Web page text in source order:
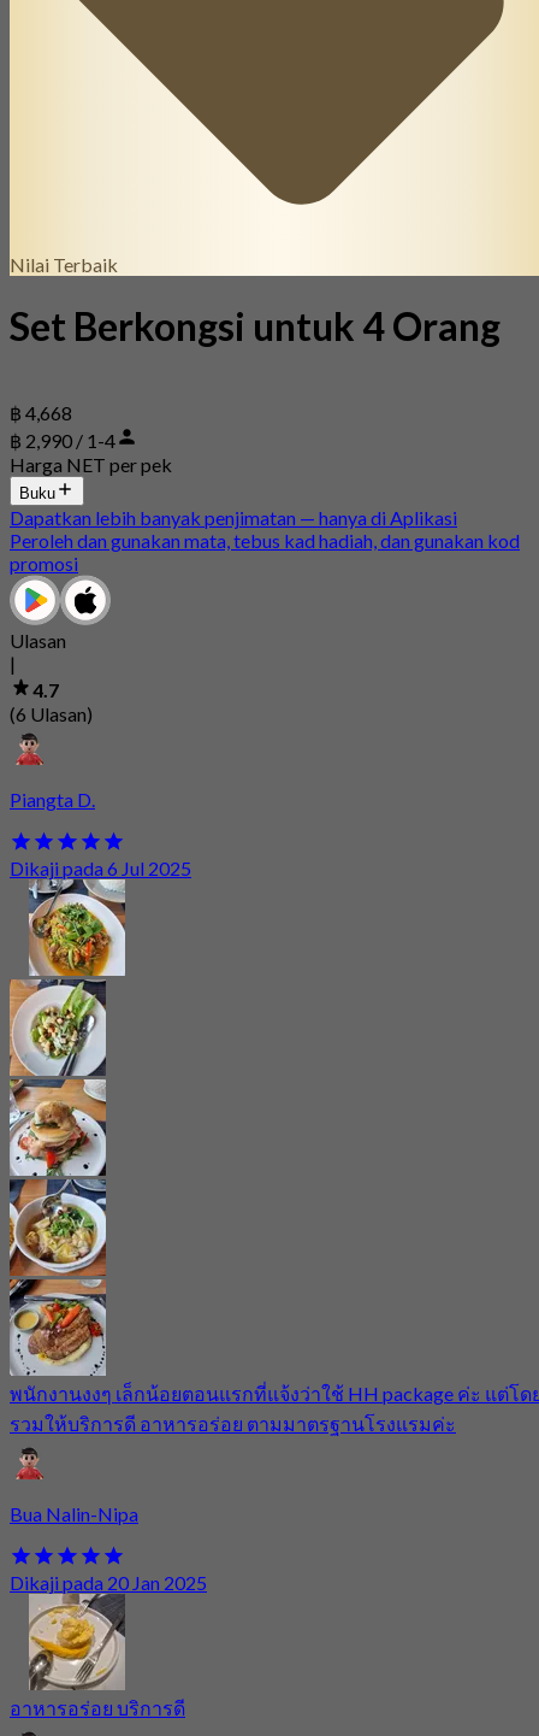
Nilai Terbaik
Set Berkongsi untuk 4 Orang
฿ 4,668
฿ 2,990 / 1-4
Harga NET per pek
Buku
Dapatkan lebih banyak penjimatan — hanya di Aplikasi
Peroleh dan gunakan mata, tebus kad hadiah, dan gunakan kod
promosi
Ulasan
|
4.7
(6 Ulasan)
Piangta D.
Dikaji pada 6 Jul 2025
พนักงานงงๆ เล็กน้อยตอนแรกที่แจ้งว่าใช้ HH package ค่ะ แต่โด
รวมให้บริการดี อาหารอร่อย ตามมาตรฐานโรงแรมค่ะ
Bua Nalin-Nipa
Dikaji pada 20 Jan 2025
อาหารอร่อย บริการดี